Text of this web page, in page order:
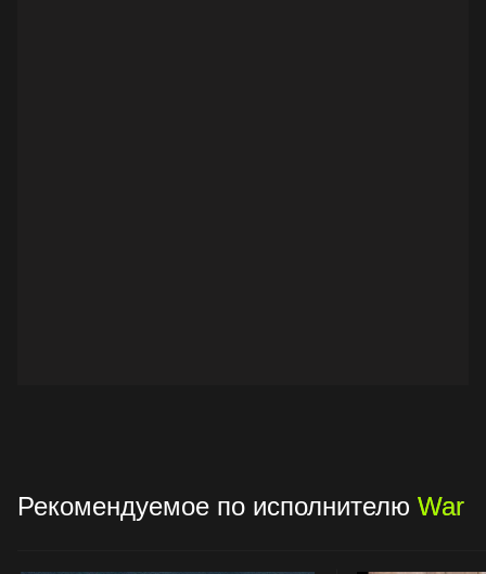
Рекомендуемое по исполнителю War